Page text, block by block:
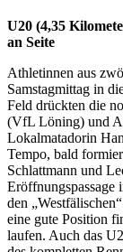
U20 (4,35
an Seite
Athletinnen aus
Samstagmittag in
Feld drückten die
(VfL Löning) und
Lokalmatadorin
Tempo, bald
Schlattmann und
Eröffnungspassage
den
eine gute Position
laufen. Auch das